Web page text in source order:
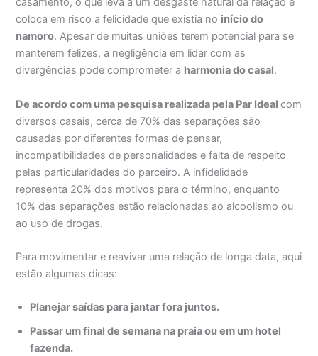
coloca em risco a felicidade que existia no início do
namoro. Apesar de muitas uniões terem potencial para se
manterem felizes, a negligência em lidar com as
divergências pode comprometer a harmonia do casal.
De acordo com uma pesquisa realizada pela Par Idealcom
diversos casais, cerca de 70% das separações são
causadas por diferentes formas de pensar,
incompatibilidades de personalidades e falta de respeito
pelas particularidades do parceiro. A infidelidade
representa 20% dos motivos para o término, enquanto
10% das separações estão relacionadas ao alcoolismo ou
ao uso de drogas.
Para movimentar e reavivar uma relação de longa data, aqui
estão algumas dicas:
Planejar saídas para jantar fora juntos.
Passar um final de semana na praia ou em um hotel
fazenda.